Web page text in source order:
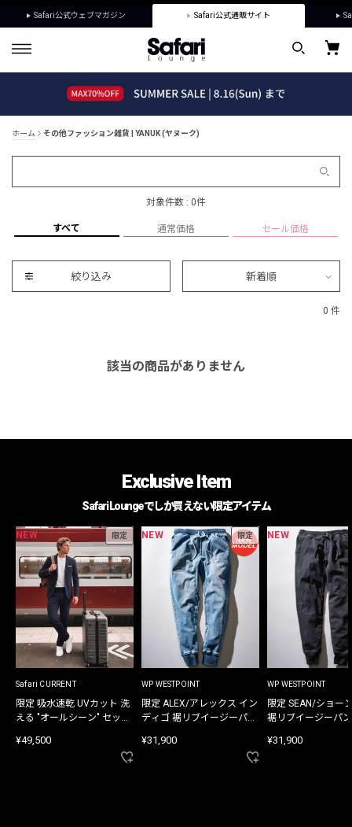
Safari公式ウェブマガジン Safari公式通販サイト
ホーム その他ファッション雑貨 | YANUK (ヤヌーク)
対象件数 : 0件
すべて 通常価格 セール価格
絞り込み 新着順
0 件
該当の商品がありません
Exclusive Item
Safari Loungeでしか買えない限定アイテム
NEW 限定
Safari CURRENT
限定 吸水速乾 UVカット 洗
える "オールシーン" セット
¥49,500
NEW 限定
WP WESTPOINT
限定 ALEX/アレックス イン
ディゴ 裾リブイージーパン
¥31,900
NEW
WP WESTPOINT
限定 SEAN/ショー
裾リブイージーパ
¥31,900